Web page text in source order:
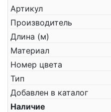
Артикул
Производитель
Длина (м)
Материал
Номер цвета
Тип
Добавлен в каталог
Наличие